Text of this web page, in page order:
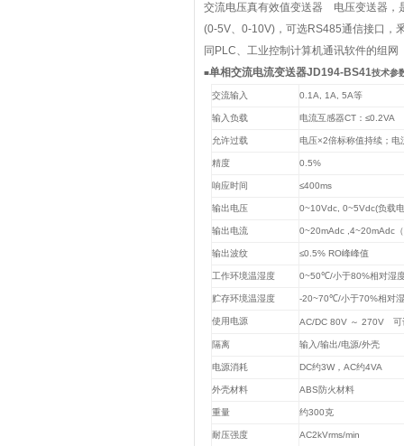
交流电压真有效值变送器 电压变送器，
(0-5V、0-10V)，可选RS485通信接口，
同PLC、工业控制计算机通讯软件的组网
■单相交流电流变送器JD194-BS41技术
交流输入 0.1A , 1A, 5A等
输入负载 电流互感器CT ：≤0.2VA
允许过载 电压×2倍标称值持续；电
精度 0.5%
响应时间 ≤400ms
输出电压 0~10Vdc, 0~5Vdc(负载
输出电流 0~20mAdc ,4~20mAdc
输出波纹 ≤0.5% RO峰峰值
工作环境温湿度 0~50℃/小于80%相对湿
贮存环境温湿度 -20~70℃/小于70%相对
使用电源 AC/DC 80V ～ 270V 可
隔离 输入/输出/电源/外壳
电源消耗 DC约3W，AC约4VA
外壳材料 ABS防火材料
重量 约300克
耐压强度 AC2kVrms/min